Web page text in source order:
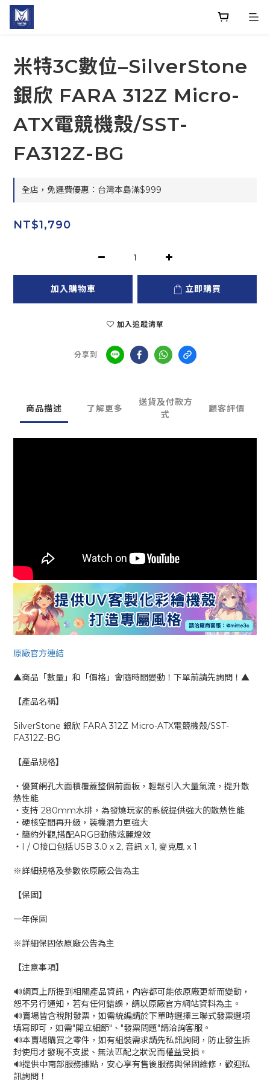
米特3C數位–SilverStone
銀欣 FARA 312Z Micro-
ATX電競機殼/SST-
FA312Z-BG
全店，免運費優惠：台灣本島滿$999
NT$1,790
加入購物車 立即購買
加入追蹤清單
分享到
商品描述 了解更多
送貨及付款方
式
顧客評價
原廠官方連結
▲商品「數量」和「價格」會隨時間變動！下單前請先詢問！▲
【產品名稱】
SilverStone 銀欣 FARA 312Z Micro-ATX電競機殼/SST-
FA312Z-BG
【產品規格】
‧優質網孔大面積覆蓋整個前面板，輕鬆引入大量氣流，提升散
熱性能
‧支持 280mm水排，為發燒玩家的系統提供強大的散熱性能
‧硬核空間再升級，裝機潛力更強大
‧簡約外觀,搭配ARGB動態炫麗燈效
‧I / O接口包括USB 3.0 x 2, 音訊 x 1, 麥克風 x 1
※詳細規格及參數依原廠公告為主
【保固】
一年保固
※詳細保固依原廠公告為主
【注意事項】
🔊網頁上所提到相關產品資訊，內容都可能依原廠更新而變動，
恕不另行通知，若有任何錯誤，請以原廠官方網站資料為主。
🔊賣場皆含稅附發票，如需統編請於下單時選擇三聯式發票選項
填寫即可，如需"開立細節"、"發票問題"請洽詢客服。
🔊本賣場購買之零件，如有組裝需求請先私訊詢問，防止發生拆
封使用才發現不支援、無法匹配之狀況而權益受損。
🔊提供中南部服務據點，安心享有售後服務與保固維修，歡迎私
訊詢問！